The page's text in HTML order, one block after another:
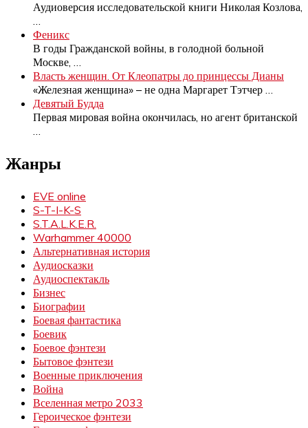
Аудиоверсия исследовательской книги Николая Козлова,
Феникс
В годы Гражданской войны, в голодной больной
Москве,
Власть женщин. От Клеопатры до принцессы Дианы
«Железная женщина» – не одна Маргарет Тэтчер
Девятый Будда
Первая мировая война окончилась, но агент британской
Жанры
EVE online
S-T-I-K-S
S.T.A.L.K.E.R.
Warhammer 40000
Альтернативная история
Аудиосказки
Аудиоспектакль
Бизнес
Биографии
Боевая фантастика
Боевик
Боевое фэнтези
Бытовое фэнтези
Военные приключения
Война
Вселенная метро 2033
Героическое фэнтези